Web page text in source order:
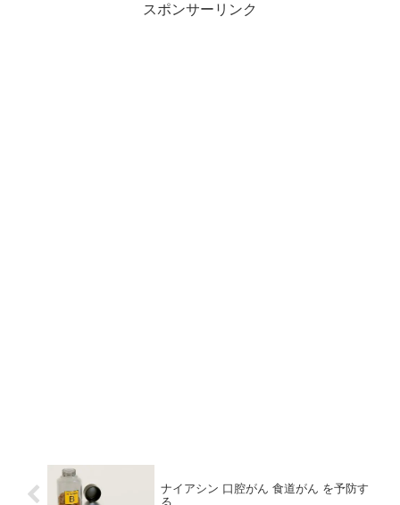
スポンサーリンク
ナイアシン 口腔がん 食道がん を予防す
る